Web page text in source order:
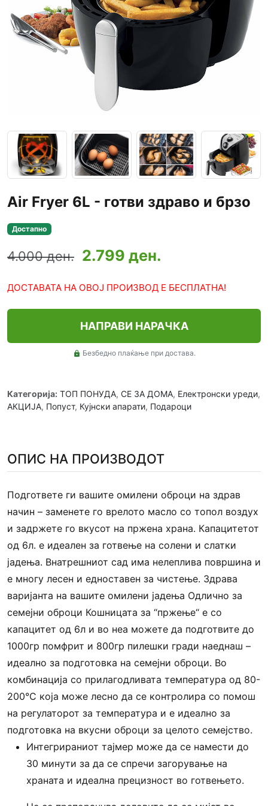
Air Fryer 6L - готви здраво и брзо
Достапно
4.000 ден. 2.799 ден.
ДОСТАВАТА НА ОВОЈ ПРОИЗВОД Е БЕСПЛАТНА!
НАПРАВИ НАРАЧКА
lock Безбедно плаќање при достава.
Категорија: ТОП ПОНУДА, СЕ ЗА ДОМА, Електронски уреди,
АКЦИЈА, Попуст, Кујнски апарати, Подароци
ОПИС НА ПРОИЗВОДОТ
Подгответе ги вашите омилени оброци на здрав
начин – заменете го врелото масло со топол воздух
и задржете го вкусот на пржена храна. Капацитетот
од 6л. е идеален за готвење на солени и слатки
јадења. Внатрешниот сад има нелеплива површина и
е многу лесен и едноставен за чистење. Здрава
варијанта на вашите омилени јадења Одлично за
семејни оброци Кошницата за “пржење“ е со
капацитет од 6л и во неа можете да подготвите до
1000гр помфрит и 800гр пилешки гради наеднаш –
идеално за подготовка на семејни оброци. Во
комбинација со прилагодливата температура од 80-
200°C која може лесно да се контролира со помош
на регулаторот за температура и е идеално за
подготовка на вкусни оброци за целото семејство.
Интегрираниот тајмер може да се намести до
30 минути за да се спречи загорување на
храната и идеална прецизност во готвењето.